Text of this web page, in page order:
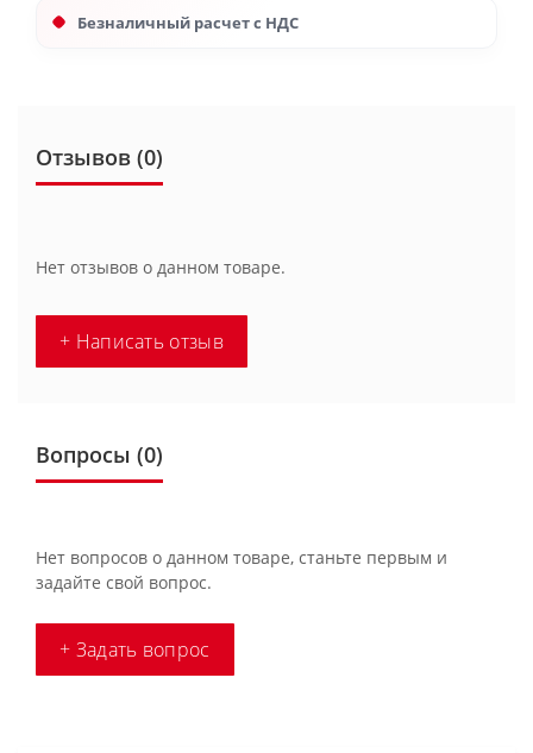
Безналичный расчет с НДС
Отзывов (0)
Нет отзывов о данном товаре.
+ Написать отзыв
Вопросы (0)
Нет вопросов о данном товаре, станьте первым и
задайте свой вопрос.
+ Задать вопрос